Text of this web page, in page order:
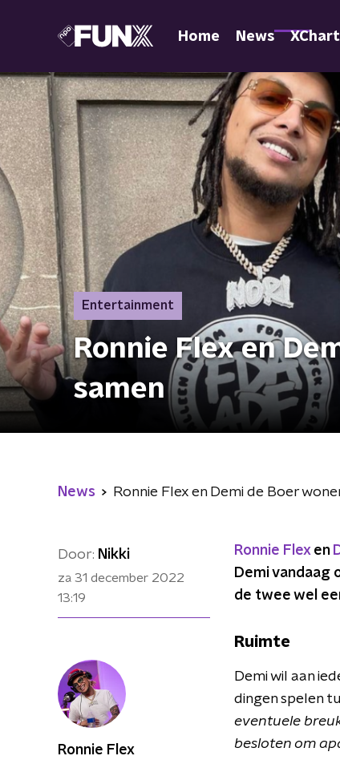
Home News XChart
Entertainment
Ronnie Flex en
samen
News Ronnie Flex en Demi de Boer
Door: Nikki
za 31 december 2022
13:19
Ronnie Flexen
Demi vandaag
de twee wel
Ruimte
Demi wil aan
dingen spelen
eventuele
besloten om
Ronnie Flex